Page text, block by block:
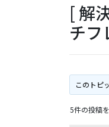
[ 解
チフ
このトピ
5件の投稿